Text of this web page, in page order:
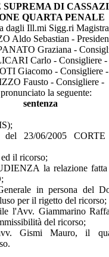
SUPREMA DI
QUARTA PENALE
dagli Ill.mi Sigg.ri
Aldo Sebastian -
Graziana -
Carlo - Consigliere -
Giacomo - Consigliere -
Fausto - Consigliere -
la seguente:
sentenza
del 23/06/2005
il ricorso;
la relazione fatta
in persona del
per il rigetto del ricorso;
l'Avv. Giammarino
del ricorso;
Gismi Mauro, il